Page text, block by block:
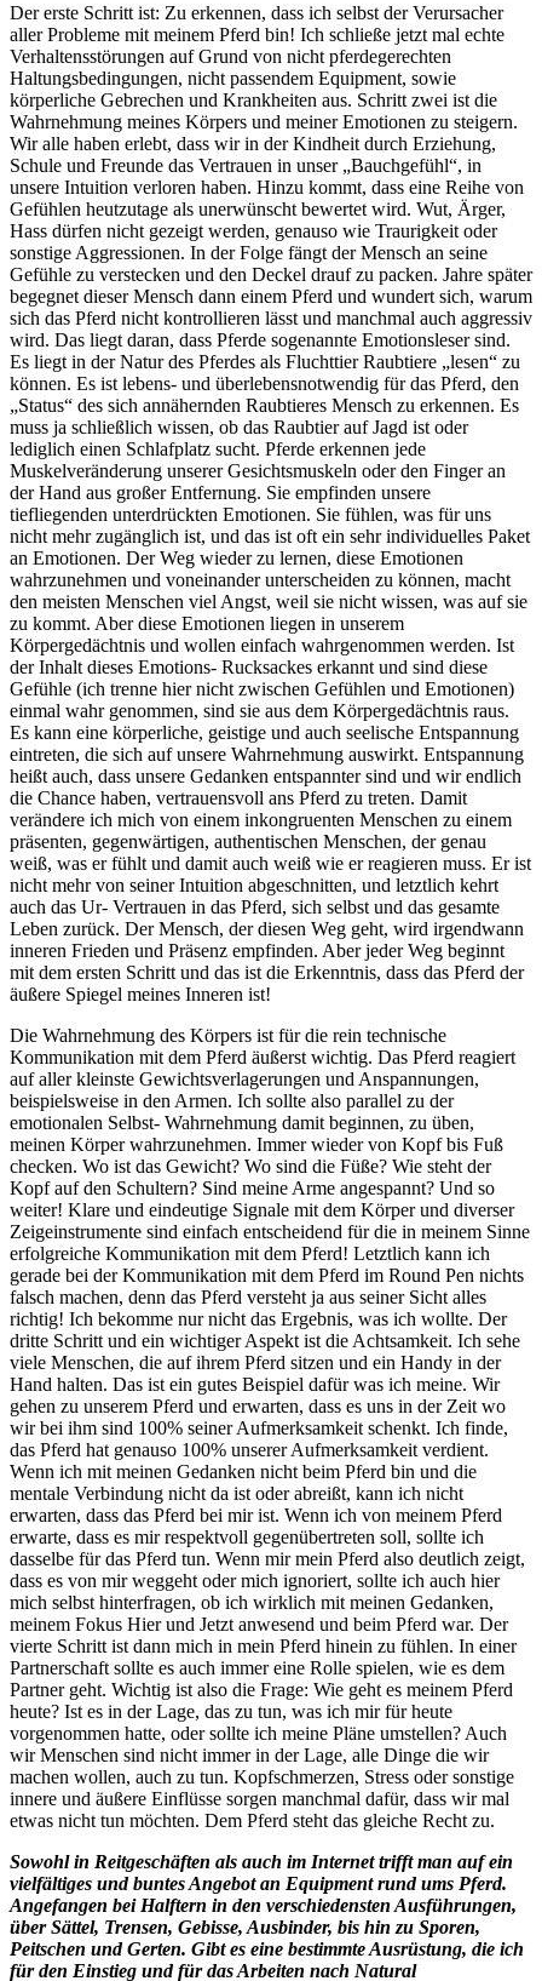
Der erste Schritt ist: Zu erkennen, dass ich selbst der Verursacher
aller Probleme mit meinem Pferd bin! Ich schließe jetzt mal echte
Verhaltensstörungen auf Grund von nicht pferdegerechten
Haltungsbedingungen, nicht passendem Equipment, sowie
körperliche Gebrechen und Krankheiten aus. Schritt zwei ist die
Wahrnehmung meines Körpers und meiner Emotionen zu steigern.
Wir alle haben erlebt, dass wir in der Kindheit durch Erziehung,
Schule und Freunde das Vertrauen in unser „Bauchgefühl“, in
unsere Intuition verloren haben. Hinzu kommt, dass eine Reihe von
Gefühlen heutzutage als unerwünscht bewertet wird. Wut, Ärger,
Hass dürfen nicht gezeigt werden, genauso wie Traurigkeit oder
sonstige Aggressionen. In der Folge fängt der Mensch an seine
Gefühle zu verstecken und den Deckel drauf zu packen. Jahre später
begegnet dieser Mensch dann einem Pferd und wundert sich, warum
sich das Pferd nicht kontrollieren lässt und manchmal auch aggressiv
wird. Das liegt daran, dass Pferde sogenannte Emotionsleser sind.
Es liegt in der Natur des Pferdes als Fluchttier Raubtiere „lesen“ zu
können. Es ist lebens- und überlebensnotwendig für das Pferd, den
„Status“ des sich annähernden Raubtieres Mensch zu erkennen. Es
muss ja schließlich wissen, ob das Raubtier auf Jagd ist oder
lediglich einen Schlafplatz sucht. Pferde erkennen jede
Muskelveränderung unserer Gesichtsmuskeln oder den Finger an
der Hand aus großer Entfernung. Sie empfinden unsere
tiefliegenden unterdrückten Emotionen. Sie fühlen, was für uns
nicht mehr zugänglich ist, und das ist oft ein sehr individuelles Paket
an Emotionen. Der Weg wieder zu lernen, diese Emotionen
wahrzunehmen und voneinander unterscheiden zu können, macht
den meisten Menschen viel Angst, weil sie nicht wissen, was auf sie
zu kommt. Aber diese Emotionen liegen in unserem
Körpergedächtnis und wollen einfach wahrgenommen werden. Ist
der Inhalt dieses Emotions- Rucksackes erkannt und sind diese
Gefühle (ich trenne hier nicht zwischen Gefühlen und Emotionen)
einmal wahr genommen, sind sie aus dem Körpergedächtnis raus.
Es kann eine körperliche, geistige und auch seelische Entspannung
eintreten, die sich auf unsere Wahrnehmung auswirkt. Entspannung
heißt auch, dass unsere Gedanken entspannter sind und wir endlich
die Chance haben, vertrauensvoll ans Pferd zu treten. Damit
verändere ich mich von einem inkongruenten Menschen zu einem
präsenten, gegenwärtigen, authentischen Menschen, der genau
weiß, was er fühlt und damit auch weiß wie er reagieren muss. Er ist
nicht mehr von seiner Intuition abgeschnitten, und letztlich kehrt
auch das Ur- Vertrauen in das Pferd, sich selbst und das gesamte
Leben zurück. Der Mensch, der diesen Weg geht, wird irgendwann
inneren Frieden und Präsenz empfinden. Aber jeder Weg beginnt
mit dem ersten Schritt und das ist die Erkenntnis, dass das Pferd der
äußere Spiegel meines Inneren ist!
Die Wahrnehmung des Körpers ist für die rein technische
Kommunikation mit dem Pferd äußerst wichtig. Das Pferd reagiert
auf aller kleinste Gewichtsverlagerungen und Anspannungen,
beispielsweise in den Armen. Ich sollte also parallel zu der
emotionalen Selbst- Wahrnehmung damit beginnen, zu üben,
meinen Körper wahrzunehmen. Immer wieder von Kopf bis Fuß
checken. Wo ist das Gewicht? Wo sind die Füße? Wie steht der
Kopf auf den Schultern? Sind meine Arme angespannt? Und so
weiter! Klare und eindeutige Signale mit dem Körper und diverser
Zeigeinstrumente sind einfach entscheidend für die in meinem Sinne
erfolgreiche Kommunikation mit dem Pferd! Letztlich kann ich
gerade bei der Kommunikation mit dem Pferd im Round Pen nichts
falsch machen, denn das Pferd versteht ja aus seiner Sicht alles
richtig! Ich bekomme nur nicht das Ergebnis, was ich wollte. Der
dritte Schritt und ein wichtiger Aspekt ist die Achtsamkeit. Ich sehe
viele Menschen, die auf ihrem Pferd sitzen und ein Handy in der
Hand halten. Das ist ein gutes Beispiel dafür was ich meine. Wir
gehen zu unserem Pferd und erwarten, dass es uns in der Zeit wo
wir bei ihm sind 100% seiner Aufmerksamkeit schenkt. Ich finde,
das Pferd hat genauso 100% unserer Aufmerksamkeit verdient.
Wenn ich mit meinen Gedanken nicht beim Pferd bin und die
mentale Verbindung nicht da ist oder abreißt, kann ich nicht
erwarten, dass das Pferd bei mir ist. Wenn ich von meinem Pferd
erwarte, dass es mir respektvoll gegenübertreten soll, sollte ich
dasselbe für das Pferd tun. Wenn mir mein Pferd also deutlich zeigt,
dass es von mir weggeht oder mich ignoriert, sollte ich auch hier
mich selbst hinterfragen, ob ich wirklich mit meinen Gedanken,
meinem Fokus Hier und Jetzt anwesend und beim Pferd war. Der
vierte Schritt ist dann mich in mein Pferd hinein zu fühlen. In einer
Partnerschaft sollte es auch immer eine Rolle spielen, wie es dem
Partner geht. Wichtig ist also die Frage: Wie geht es meinem Pferd
heute? Ist es in der Lage, das zu tun, was ich mir für heute
vorgenommen hatte, oder sollte ich meine Pläne umstellen? Auch
wir Menschen sind nicht immer in der Lage, alle Dinge die wir
machen wollen, auch zu tun. Kopfschmerzen, Stress oder sonstige
innere und äußere Einflüsse sorgen manchmal dafür, dass wir mal
etwas nicht tun möchten. Dem Pferd steht das gleiche Recht zu.
Sowohl in Reitgeschäften als auch im Internet trifft man auf ein
vielfältiges und buntes Angebot an Equipment rund ums Pferd.
Angefangen bei Halftern in den verschiedensten Ausführungen,
über Sättel, Trensen, Gebisse, Ausbinder, bis hin zu Sporen,
Peitschen und Gerten. Gibt es eine bestimmte Ausrüstung, die ich
für den Einstieg und für das Arbeiten nach Natural